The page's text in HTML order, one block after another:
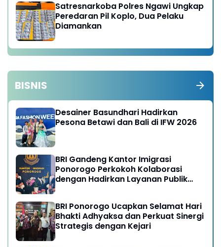
Satresnarkoba Polres Ngawi Ungkap
Peredaran Pil Koplo, Dua Pelaku
Diamankan
BISNIS
Desainer Basundhari Hadirkan
Pesona Betawi dan Bali di IFW 2026
BRI Gandeng Kantor Imigrasi
Ponorogo Perkokoh Kolaborasi
dengan Hadirkan Layanan Publik
BRI Ponorogo Ucapkan Selamat Hari
Bhakti Adhyaksa dan Perkuat Sinergi
Strategis dengan Kejari